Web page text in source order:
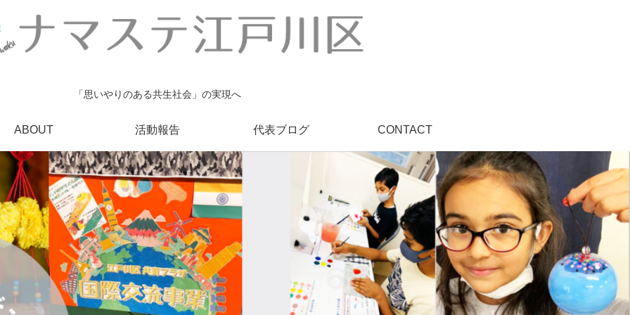
「思いやりのある共生社会」の実現へ
ABOUT 活動報告 代表ブログ CONTACT